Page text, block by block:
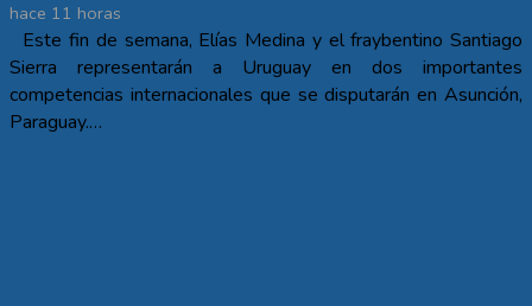
hace 11 horas
Este fin de semana, Elías Medina y el fraybentino Santiago
Sierra representarán a Uruguay en dos importantes
competencias internacionales que se disputarán en Asunción,
Paraguay.…